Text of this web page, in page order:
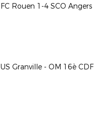
FC Rouen 1-4 SCO Angers
US Granville - OM 16è CDF